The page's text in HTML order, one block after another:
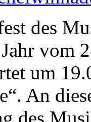
des
vom
um
An
des